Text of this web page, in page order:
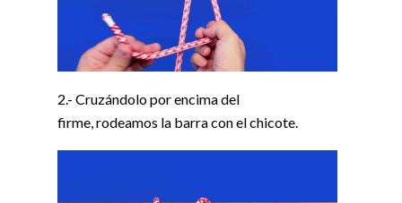
2.- Cruzándolo por encima del
firme, rodeamos la barra con el chicote.